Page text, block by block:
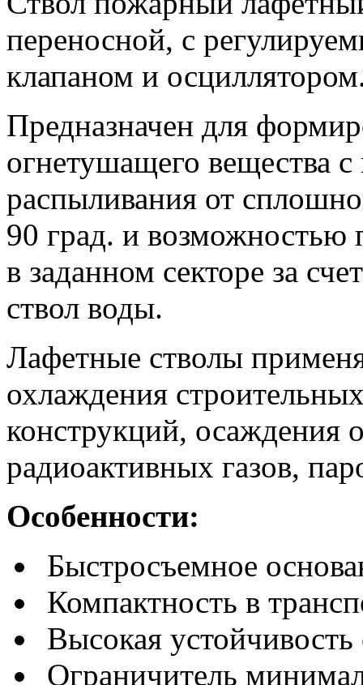
переносной, с
клапаном и
Предназначен для
огнетушащего вещества
распыливания от
90 град. и возможностью
в заданном секторе за
ствол воды.
Лафетные стволы
охлаждения
конструкций, осаждения
радиоактивных газов,
Особенности:
Быстросъемное
Компактность в
Высокая
Ограничитель